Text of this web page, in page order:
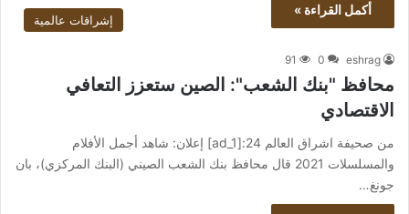
أكمل القراءة »
إشراقات عالمية
eshrag
0
91
محافظ "بنك الشعب": الصين ستعزز التعافي
الاقتصادي
من صحيفة اشراق العالم 24:[ad_1] إعلان: شاهد أجمل الأفلام
والمسلسلات 2021 قال محافظ بنك الشعب الصيني (البنك المركزي)، بان
جونغ…